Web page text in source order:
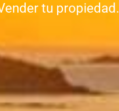
tu propiedad.